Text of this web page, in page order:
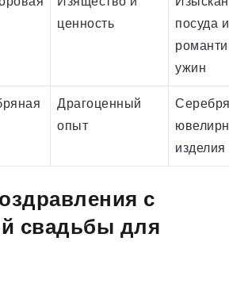
ценность
посуда
ужин
Драгоценный
опыт
изделия
с
свадьбы для